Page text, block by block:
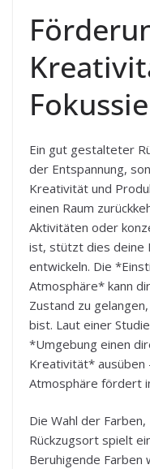
Ein gut gestalteter
der Entspannung,
Kreativität und
einen Raum
Aktivitäten oder
ist, stützt dies deine
entwickeln. Die
Atmosphäre* kann
Zustand zu
bist. Laut einer
*Umgebung einen
Kreativität* ausüben
Atmosphäre fördert
Die Wahl der
Rückzugsort spielt
Beruhigende Farben